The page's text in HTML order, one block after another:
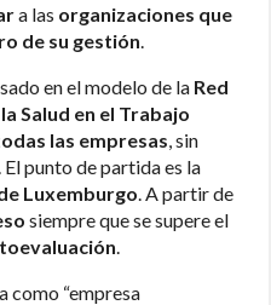
a las organizaciones que
de su gestión
en el modelo de la Red
Salud en el Trabajo
las empresas , sin
punto de partida es la
Luxemburgo . A partir de
siempre que se supere el
como “empresa